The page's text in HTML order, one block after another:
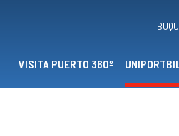
VISITA PUERTO 360º